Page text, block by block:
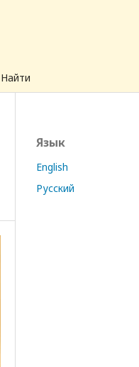
Найти
Язык
English
Русский